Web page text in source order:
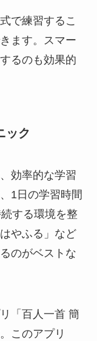
で練習するこ
ます。スマー
るのも効果的
ック
効率的な学習
1日の学習時間
する環境を整
やふる」など
のがベストな
「百人一首 簡
このアプリ